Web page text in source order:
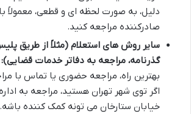
دلیل، به صورت لحظه ای و قطعی، معمولاً
صادرکننده مراجعه کنید.
سایر روش های استعلام (مثلاً از طریق
گذرنامه، مراجعه به دفاتر خدمات قضایی):
بهترین راه، مراجعه حضوری یا تماس با
اگر توی شهر تهران هستید، مراجعه به
خیابان ستارخان می تونه کمک کننده